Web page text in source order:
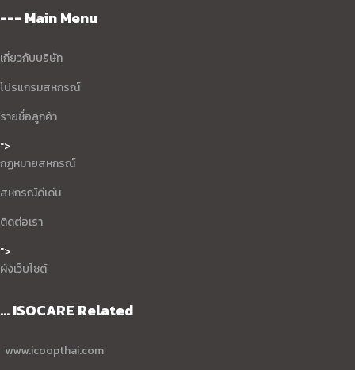
--- Main Menu
เกี่ยวกับบริษัท
โปรแกรมสหกรณ์
รายชื่อลูกค้า
">
กฏหมายสหกรณ์
สหกรณ์ดีเด่น
ติดต่อเรา
">
ผังเว็บไซต์
... ISOCARE Related
www.icoopthai.com